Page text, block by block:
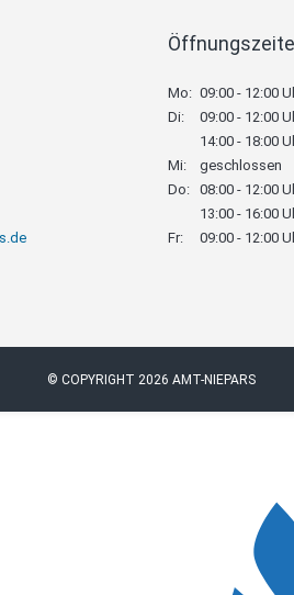
Mo: 09:00 - 12:00
Di:
09:00 - 12:00
14:00 - 18:00
Mi:
geschlossen
Do: 08:00 - 12:00
13:00 - 16:00
Fr:
09:00 - 12:00
© COPYRIGHT 2026 AMT-NIEPARS